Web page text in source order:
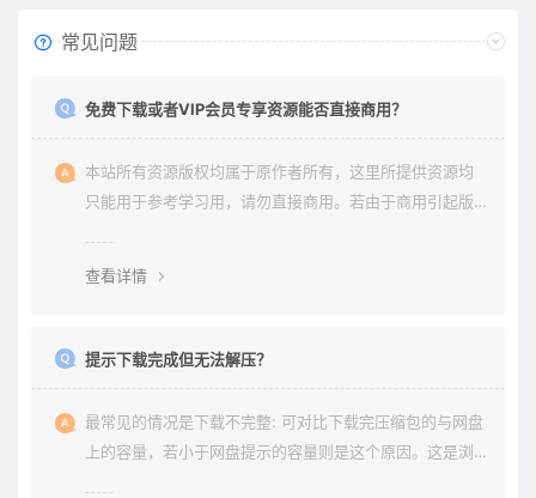
常见问题
免费下载或者VIP会员专享资源能否直接商用？
本站所有资源版权均属于原作者所有，这里所提供资源均
只能用于参考学习用，请勿直接商用。若由于商用引起版
查看详情
提示下载完成但无法解压？
最常见的情况是下载不完整: 可对比下载完压缩包的与网盘
上的容量，若小于网盘提示的容量则是这个原因。这是浏